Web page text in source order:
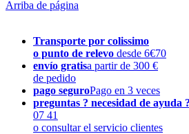
Arriba de página
Transporte por colissimo
o punto de relevo desde 6€70
envío gratisa partir de 300 €
de pedido
pago seguroPago en 3 veces
preguntas ? necesidad de ayuda ?
07 41
o consultar el servicio clientes